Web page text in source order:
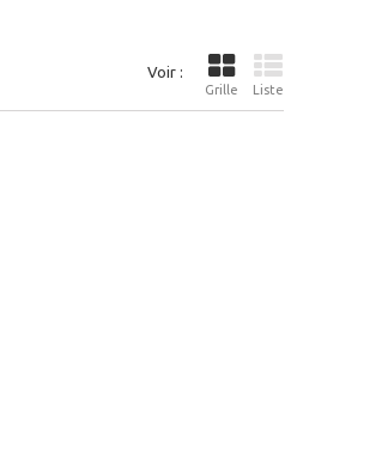
Voir :
Grille Liste